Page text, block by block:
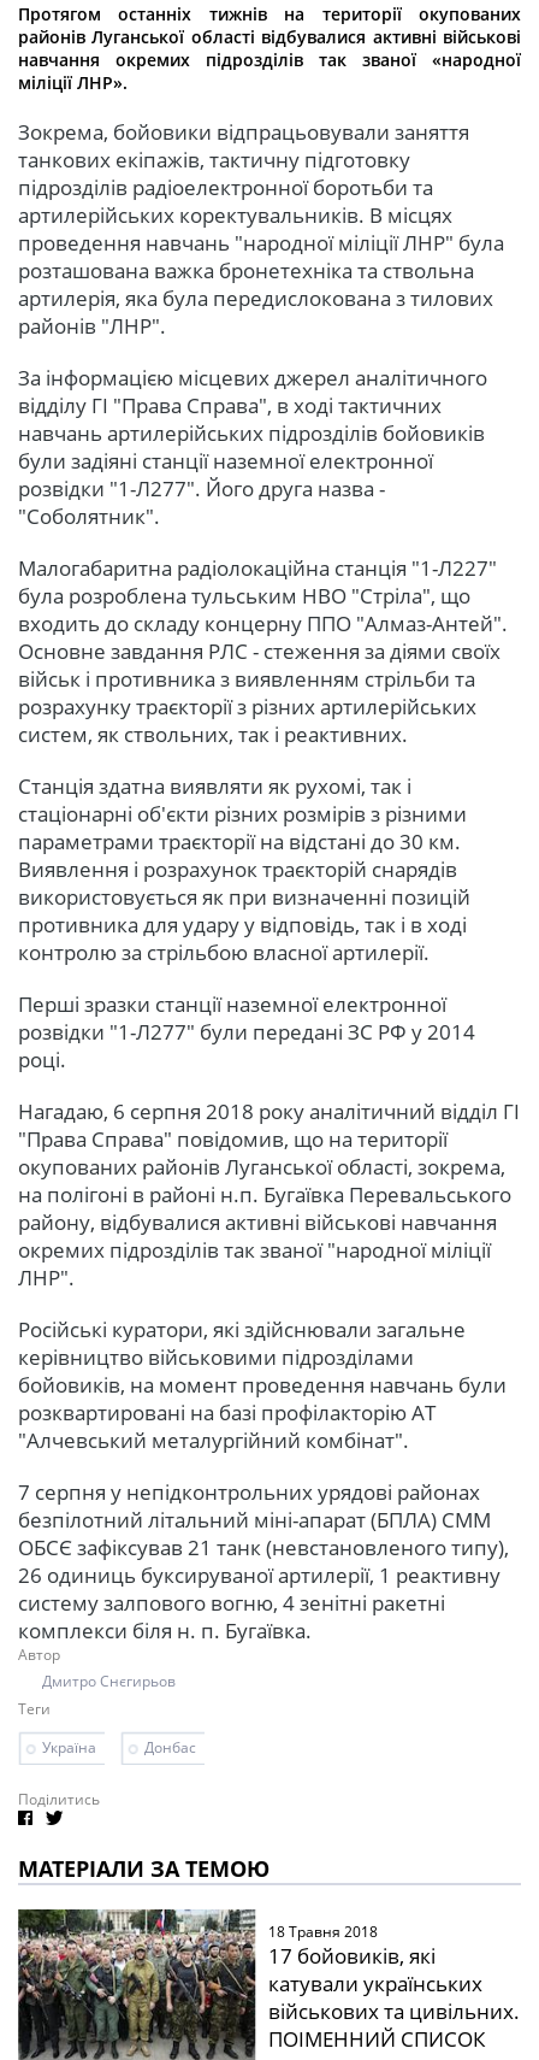
Протягом останніх тижнів на території окупованих
районів Луганської області відбувалися активні військові
навчання окремих підрозділів так званої «народної
міліції ЛНР».
Зокрема, бойовики відпрацьовували заняття
танкових екіпажів, тактичну підготовку
підрозділів радіоелектронної боротьби та
артилерійських коректувальників. В місцях
проведення навчань "народної міліції ЛНР" була
розташована важка бронетехніка та ствольна
артилерія, яка була передислокована з тилових
районів "ЛНР".
За інформацією місцевих джерел аналітичного
відділу ГІ "Права Справа", в ході тактичних
навчань артилерійських підрозділів бойовиків
були задіяні станції наземної електронної
розвідки "1-Л277". Його друга назва -
"Соболятник".
Малогабаритна радіолокаційна станція "1-Л227"
була розроблена тульським НВО "Стріла", що
входить до складу концерну ППО "Алмаз-Антей".
Основне завдання РЛС - стеження за діями своїх
військ і противника з виявленням стрільби та
розрахунку траєкторії з різних артилерійських
систем, як ствольних, так і реактивних.
Станція здатна виявляти як рухомі, так і
стаціонарні об'єкти різних розмірів з різними
параметрами траєкторії на відстані до 30 км.
Виявлення і розрахунок траєкторій снарядів
використовується як при визначенні позицій
противника для удару у відповідь, так і в ході
контролю за стрільбою власної артилерії.
Перші зразки станції наземної електронної
розвідки "1-Л277" були передані ЗС РФ у 2014
році.
Нагадаю, 6 серпня 2018 року аналітичний відділ ГІ
"Права Справа" повідомив, що на території
окупованих районів Луганської області, зокрема,
на полігоні в районі н.п. Бугаївка Перевальського
району, відбувалися активні військові навчання
окремих підрозділів так званої "народної міліції
ЛНР".
Російські куратори, які здійснювали загальне
керівництво військовими підрозділами
бойовиків, на момент проведення навчань були
розквартировані на базі профілакторію АТ
"Алчевський металургійний комбінат".
7 серпня у непідконтрольних урядові районах
безпілотний літальний міні-апарат (БПЛА) СММ
ОБСЄ зафіксував 21 танк (невстановленого типу),
26 одиниць буксируваної артилерії, 1 реактивну
систему залпового вогню, 4 зенітні ракетні
комплекси біля н. п. Бугаївка.
Автор
Дмитро Снєгирьов
Теги
Україна
Донбас
Поділитись
МАТЕРІАЛИ ЗА ТЕМОЮ
18 Травня 2018
17 бойовиків, які
катували українських
військових та цивільних.
ПОІМЕННИЙ СПИСОК